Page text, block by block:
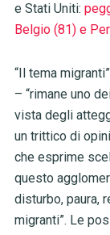
e Stati Uniti:
Belgio (81) e
“Il tema
– “rimane uno
vista degli
un trittico di
che esprime
questo
disturbo, paura,
migranti”. Le